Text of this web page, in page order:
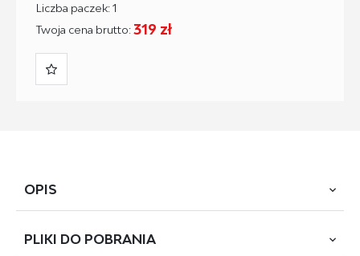
Twoja cena brutto:319 zł
Liczba paczek: 1
OPIS
wymiary: 58/57/100-112/43-55 cm, mechanizm TILT, eco
PLIKI DO POBRANIA